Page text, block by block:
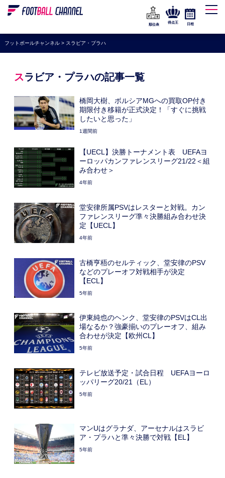
WEリーグ
海外サッカー
プレミアリーグ
ラ・リーガ
ブンデスリーガ
UEFA
高校サッカー
動画
順位表
得点王 日程
フットボールチャンネル> スラビア・プラハ
スラビア・プラハの記事一覧
橋岡大樹、ボルシアMGへの買取OP付き
期限付き移籍が正式決定！「すぐに挑戦
したいと思った」
1週間前
【UECL】決勝トーナメント表 UEFAヨ
ーロッパカンファレンスリーグ21/22＜組
み合わせ＞
4年前
堂安律所属PSVはレスターと対戦。カン
ファレンスリーグ準々決勝組み合わせ決
定【UECL】
4年前
古橋亨梧のセルティック、堂安律のPSV
などのプレーオフ対戦相手が決定
【ECL】
5年前
伊東純也のヘンク、堂安律のPSVはCL出
場なるか？強豪揃いのプレーオフ、組み
合わせが決定【欧州CL】
5年前
テレビ放送予定・試合日程 UEFAヨーロ
ッパリーグ20/21（EL）
5年前
マンUはグラナダ、アーセナルはスラビ
ア・プラハと準々決勝で対戦【EL】
5年前